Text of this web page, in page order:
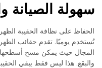
سهولة الصيانة
الحفاظ على نظافة الحقيبة
تُستخدم يوميًا. تقدم حقائب
المجال حيث يمكن مسح أسطحها
والبقع. هذا ليس فقط يبقي